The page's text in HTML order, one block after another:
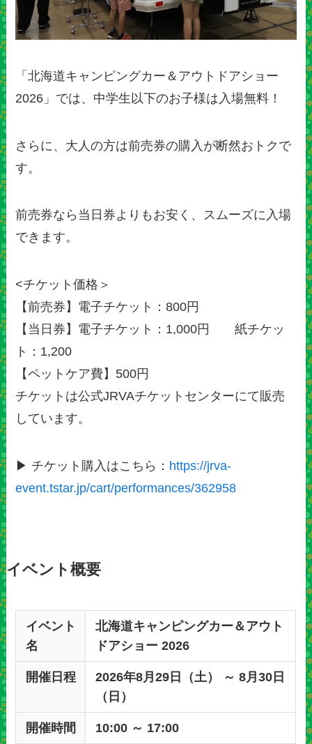
「北海道キャンピングカー＆アウトドアショー
2026」では、中学生以下のお子様は入場無料！
さらに、大人の方は前売券の購入が断然おトクで
す。
前売券なら当日券よりもお安く、スムーズに入場
できます。
<チケット価格＞
【前売券】電子チケット：800円
【当日券】電子チケット：1,000円 紙チケッ
ト：1,200
【ペットケア費】500円
チケットは公式JRVAチケットセンターにて販売
しています。
▶ チケット購入はこちら： https://jrva-
event.tstar.jp/cart/performances/362958
イベント概要
イベント
名
北海道キャンピングカー＆アウト
ドアショー 2026
開催日程
2026年8月29日（土） ～ 8月30日
（日）
開催時間 10:00 ～ 17:00